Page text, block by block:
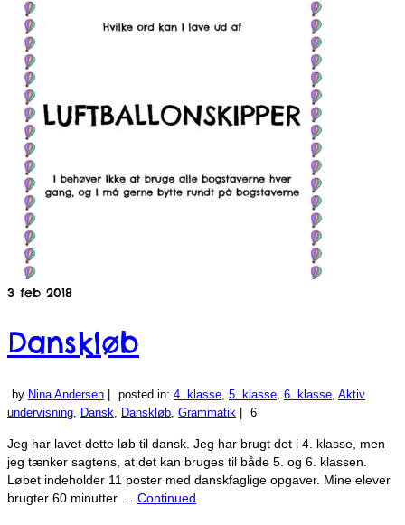
3 feb 2018
Danskløb
by Nina Andersen posted in: 4. klasse 5. klasse 6. klasse Aktiv
undervisning
Dansk Danskløb Grammatik 6
Jeg har lavet dette løb til dansk. Jeg har brugt det i 4. klasse, men
jeg tænker sagtens, at det kan bruges til både 5. og 6. klassen.
Løbet indeholder 11 poster med danskfaglige opgaver. Mine elever
brugter 60 minutter … Continued